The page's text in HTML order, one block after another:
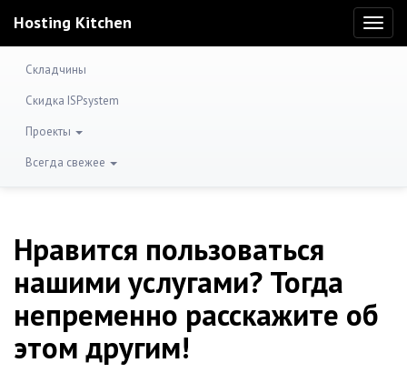
Hosting Kitchen
Складчины
Скидка ISPsystem
Проекты
Всегда свежее
Нравится пользоваться
нашими услугами? Тогда
непременно расскажите об
этом другим!